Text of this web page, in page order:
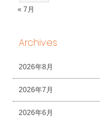
« 7月
Archives
2026年8月
2026年7月
2026年6月